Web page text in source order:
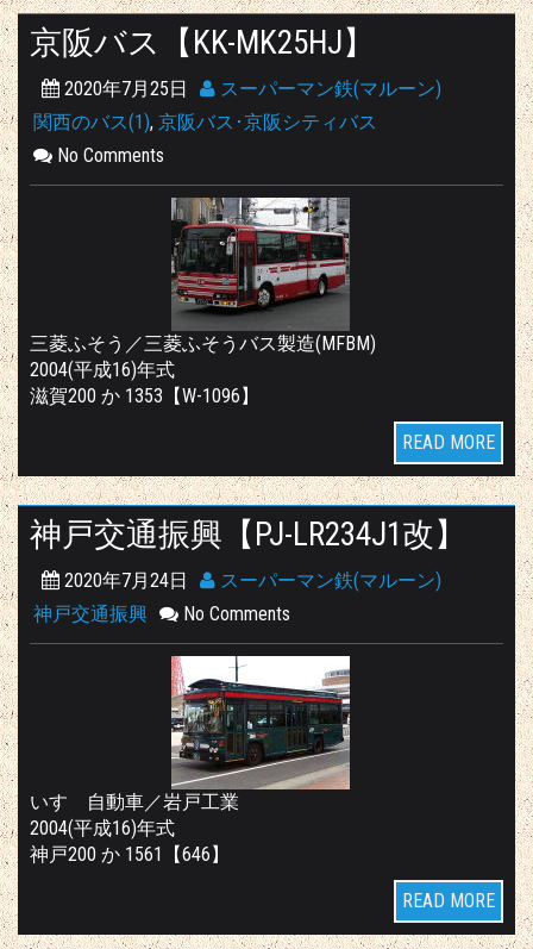
京阪バス【KK-MK25HJ】
2020年7月25日
スーパーマン鉄(マルーン)
関西のバス(1), 京阪バス･京阪シティバス
No Comments
三菱ふそう／三菱ふそうバス製造(MFBM)
2004(平成16)年式
滋賀200 か 1353【W-1096】
READ MORE
神戸交通振興【PJ-LR234J1改】
2020年7月24日
スーパーマン鉄(マルーン)
神戸交通振興
No Comments
いすゞ自動車／岩戸工業
2004(平成16)年式
神戸200 か 1561【646】
READ MORE